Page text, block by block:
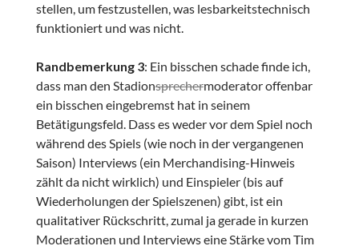
stellen, um festzustellen, was lesbarkeitstechnisch
funktioniert und was nicht.
Randbemerkung 3: Ein bisschen schade finde ich,
dass man den Stadionsprechermoderator offenbar
ein bisschen eingebremst hat in seinem
Betätigungsfeld. Dass es weder vor dem Spiel noch
während des Spiels (wie noch in der vergangenen
Saison) Interviews (ein Merchandising-Hinweis
zählt da nicht wirklich) und Einspieler (bis auf
Wiederholungen der Spielszenen) gibt, ist ein
qualitativer Rückschritt, zumal ja gerade in kurzen
Moderationen und Interviews eine Stärke vom Tim